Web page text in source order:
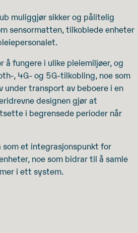
muliggjør sikker og pålitelig
sensormatten, tilkoblede enheter
å fungere i ulike pleiemiljøer, og
, 4G- og 5G-tilkobling, noe som
under transport av beboere i en
designen gjør at
i begrensede perioder når
som et integrasjonspunkt for
noe som bidrar til å samle
i ett system.